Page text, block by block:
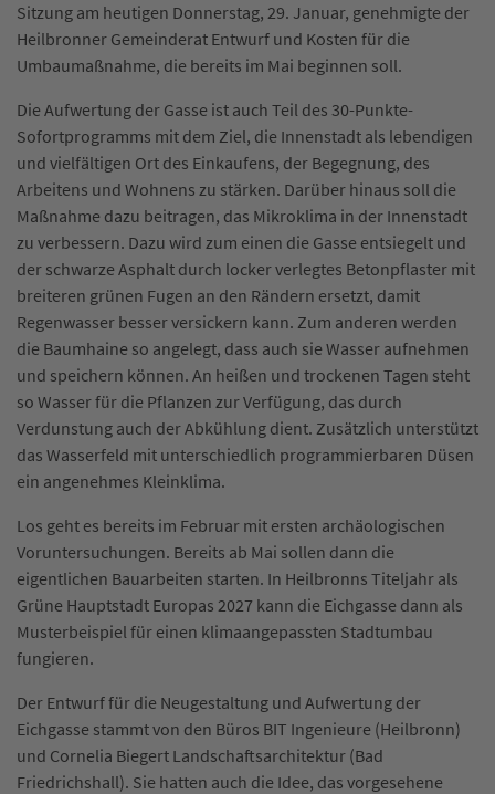
Sitzung am heutigen Donnerstag, 29. Januar, genehmigte der
Heilbronner Gemeinderat Entwurf und Kosten für die
Umbaumaßnahme, die bereits im Mai beginnen soll.
Die Aufwertung der Gasse ist auch Teil des 30-Punkte-
Sofortprogramms mit dem Ziel, die Innenstadt als lebendigen
und vielfältigen Ort des Einkaufens, der Begegnung, des
Arbeitens und Wohnens zu stärken. Darüber hinaus soll die
Maßnahme dazu beitragen, das Mikroklima in der Innenstadt
zu verbessern. Dazu wird zum einen die Gasse entsiegelt und
der schwarze Asphalt durch locker verlegtes Betonpflaster mit
breiteren grünen Fugen an den Rändern ersetzt, damit
Regenwasser besser versickern kann. Zum anderen werden
die Baumhaine so angelegt, dass auch sie Wasser aufnehmen
und speichern können. An heißen und trockenen Tagen steht
so Wasser für die Pflanzen zur Verfügung, das durch
Verdunstung auch der Abkühlung dient. Zusätzlich unterstützt
das Wasserfeld mit unterschiedlich programmierbaren Düsen
ein angenehmes Kleinklima.
Los geht es bereits im Februar mit ersten archäologischen
Voruntersuchungen. Bereits ab Mai sollen dann die
eigentlichen Bauarbeiten starten. In Heilbronns Titeljahr als
Grüne Hauptstadt Europas 2027 kann die Eichgasse dann als
Musterbeispiel für einen klimaangepassten Stadtumbau
fungieren.
Der Entwurf für die Neugestaltung und Aufwertung der
Eichgasse stammt von den Büros BIT Ingenieure (Heilbronn)
und Cornelia Biegert Landschaftsarchitektur (Bad
Friedrichshall). Sie hatten auch die Idee, das vorgesehene